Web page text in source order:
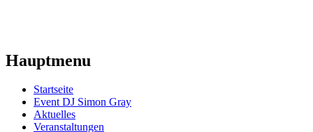
Hauptmenu
Startseite
Event DJ Simon Gray
Aktuelles
Veranstaltungen